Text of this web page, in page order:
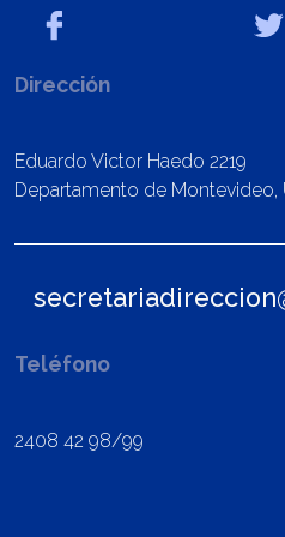
Dirección
Eduardo Victor Haedo 2219
Departamento de Montevideo,
Teléfono
2408 42 98/99